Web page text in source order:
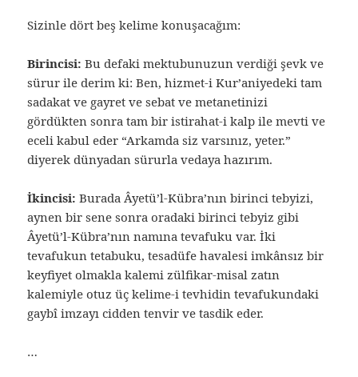
Sizinle dört beş kelime konuşacağım:
Birincisi: Bu defaki mektubunuzun verdiği şevk ve
sürur ile derim ki: Ben, hizmet-i Kur’aniyedeki tam
sadakat ve gayret ve sebat ve metanetinizi
gördükten sonra tam bir istirahat-i kalp ile mevti ve
eceli kabul eder “Arkamda siz varsınız, yeter.”
diyerek dünyadan sürurla vedaya hazırım.
İkincisi: Burada Âyetü’l-Kübra’nın birinci tebyizi,
aynen bir sene sonra oradaki birinci tebyiz gibi
Âyetü’l-Kübra’nın namına tevafuku var. İki
tevafukun tetabuku, tesadüfe havalesi imkânsız bir
keyfiyet olmakla kalemi zülfikar-misal zatın
kalemiyle otuz üç kelime-i tevhidin tevafukundaki
gaybî imzayı cidden tenvir ve tasdik eder.
…